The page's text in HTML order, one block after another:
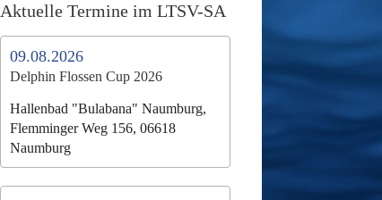
Aktuelle Termine im LTSV-SA
09.08.2026
Delphin Flossen Cup 2026
Hallenbad "Bulabana" Naumburg,
Flemminger Weg 156, 06618
Naumburg